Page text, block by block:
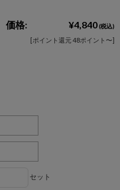
価格: ¥4,840(税込)
[ポイント還元 48ポイント〜]
セット